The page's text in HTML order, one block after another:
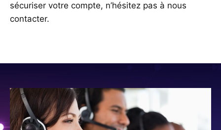
sécuriser votre compte, n’hésitez pas à nous
contacter.